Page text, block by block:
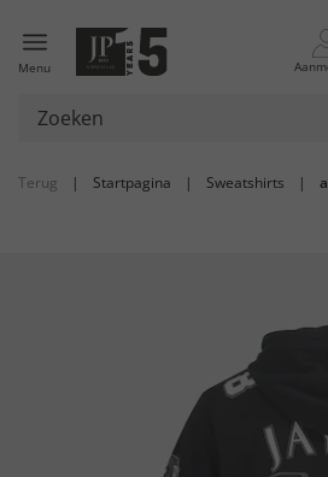
Menu
Terug | Startpagina | Sweatshirts |